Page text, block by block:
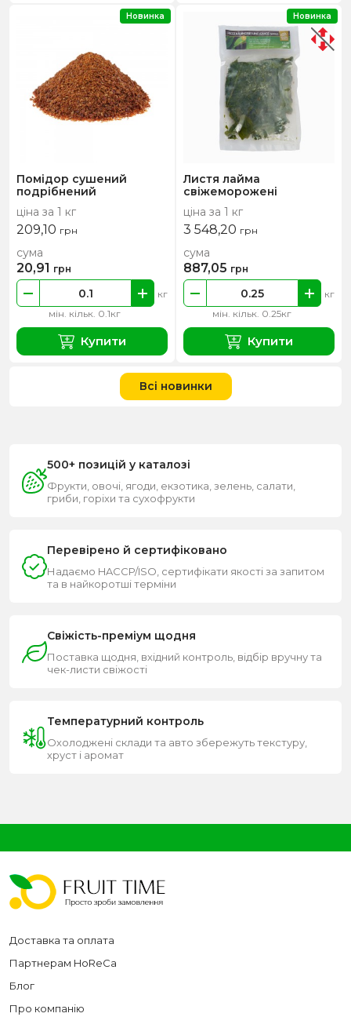
Помідор сушений
подрібнений
ціна за 1 кг
209,10 грн
мін. кільк. 0.1кг
кг
сума
20,91 грн
Купити
Новинка
Листя лайма
свіжеморожені
ціна за 1 кг
3 548,20 грн
мін. кільк. 0.25кг
кг
сума
887,05 грн
Купити
Новинка
Всі новинки
500+ позицій у каталозі
Фрукти, овочі, ягоди, екзотика, зелень, салати,
гриби, горіхи та сухофрукти
Перевірено й сертифіковано
Надаємо HACCP/ISO, сертифікати якості за запитом
та в найкоротші терміни
Свіжість-преміум щодня
Поставка щодня, вхідний контроль, відбір вручну та
чек-листи свіжості
Температурний контроль
Охолоджені склади та авто збережуть текстуру,
хруст і аромат
Доставка та оплата
Партнерам HoReCa
Блог
Про компанію